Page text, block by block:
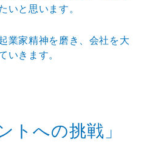
いと思います。
業家精神を磨き、会社を大
いきます。
トへの挑戦」